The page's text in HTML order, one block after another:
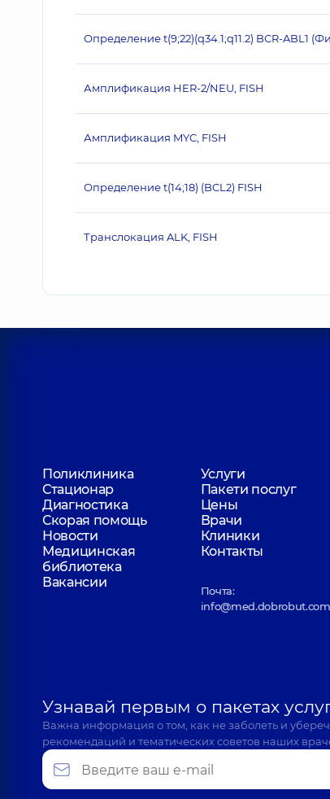
Определение t(9;22)(q34.1;q11.2) BCR-ABL1
Амплификация HER‐2/NEU, FISH
Амплификация MYC, FISH
Определение t(14;18) (BCL2) FISH
Транслокация ALK, FISH
Поликлиника
Услуги
Стационар
Пакети послуг
Диагностика
Цены
Скорая помощь
Врачи
Новости
Клиники
Медицинская
библиотека
Контакты
Вакансии
Почта:
info@med.dobrobut.com
Узнавай первым о пакетах
Важна информация о том, как не заболеть и
рекомендаций и тематических советов наших